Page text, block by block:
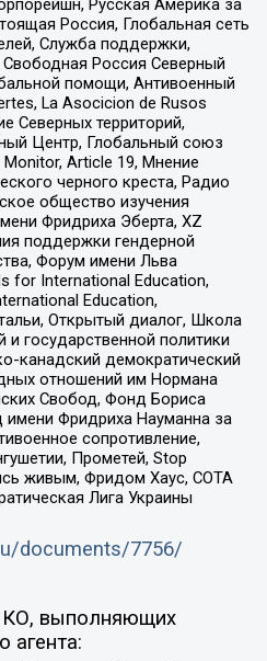
Русская Америка за
Россия, Глобальная сеть
Служба поддержки,
Россия Северный
помощи, Антивоенный
La Asocicion de Rusos
Северных территорий,
Центр, Глобальный союз
Monitor, Article 19, Мнение
черного креста, Радио
общество изучения
Фридриха Эберта, XZ
поддержки гендерной
Форум имени Льва
for International Education,
Education,
Открытый диалог, Школа
государственной политики
канадский демократический
отношений им Нормана
Свобод, Фонд Бориса
Фридриха Науманна за
сопротивление,
Прометей, Stop
живым, Фридом Хаус, СОТА
Лига Украины
documents/7756/
выполняющих
агента: